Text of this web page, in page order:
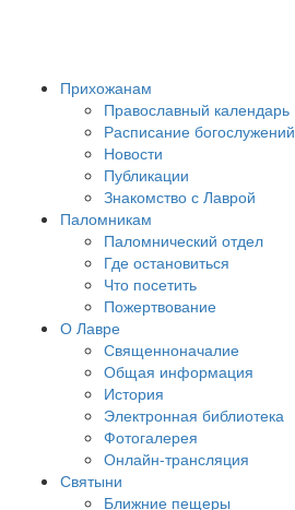
Прихожанам
Православный календарь
Расписание богослужений
Новости
Публикации
Знакомство с Лаврой
Паломникам
Паломнический отдел
Где остановиться
Что посетить
Пожертвование
О Лавре
Священноначалие
Общая информация
История
Электронная библиотека
Фотогалерея
Онлайн-трансляция
Святыни
Ближние пещеры